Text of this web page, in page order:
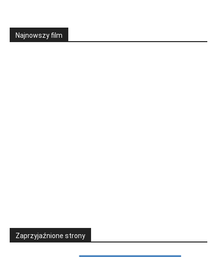
Najnowszy film
Zaprzyjaźnione strony